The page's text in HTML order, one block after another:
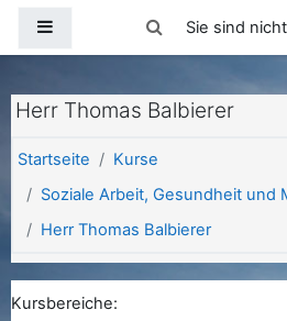
Website-ÜbersichtSucheingabe
Sie sind
Herr Thomas Balbierer
Startseite
Kurse
Soziale Arbeit, Gesundheit und
Herr Thomas Balbierer
Kursbereiche: